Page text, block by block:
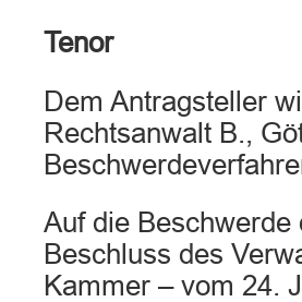
Tenor
Dem Antragsteller
Rechtsanwalt B.,
Auf die
Beschluss des
Kammer – vom 24.